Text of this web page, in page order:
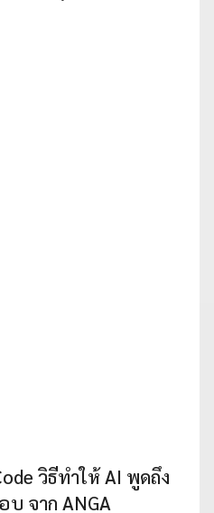
วิธีทำให้ AI พูดถึง
บ จาก ANGA